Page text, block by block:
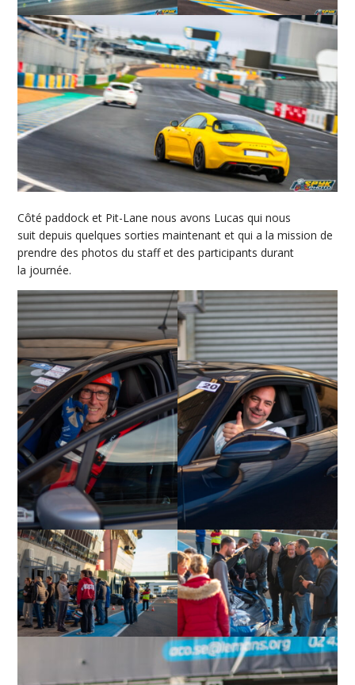
Côté paddock et Pit-Lane nous avons Lucas qui nous
suit depuis quelques sorties maintenant et qui a la mission de
prendre des photos du staff et des participants durant
la journée.